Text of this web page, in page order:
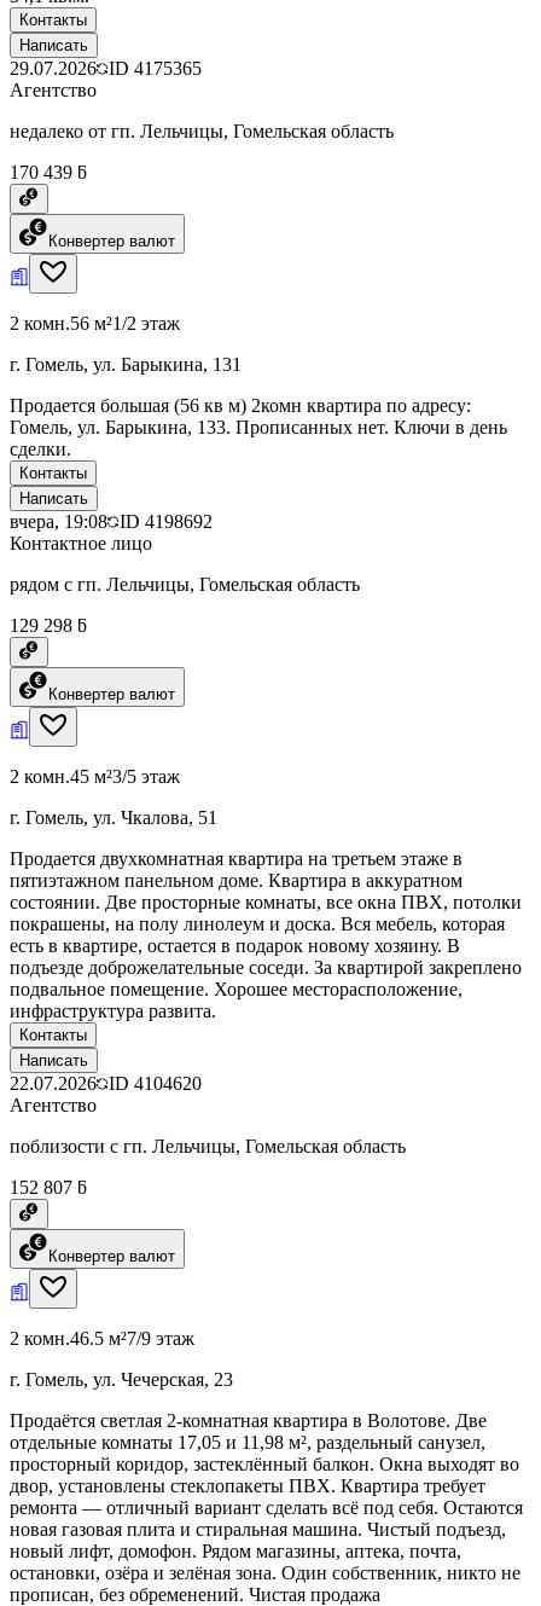
Контакты
Написать
29.07.2026 ID 4175365
Агентство
недалеко от гп. Лельчицы, Гомельская область
170 439 ƃ
Конвертер валют
2 комн.56 м²1/2 этаж
г. Гомель, ул. Барыкина, 131
Продается большая (56 кв м) 2комн квартира по адресу:
Гомель, ул. Барыкина, 133. Прописанных нет. Ключи в день
сделки.
Контакты
Написать
вчера, 19:08 ID 4198692
Контактное лицо
рядом с гп. Лельчицы, Гомельская область
129 298 ƃ
Конвертер валют
2 комн.45 м²3/5 этаж
г. Гомель, ул. Чкалова, 51
Продается двухкомнатная квартира на третьем этаже в
пятиэтажном панельном доме. Квартира в аккуратном
состоянии. Две просторные комнаты, все окна ПВХ, потолки
покрашены, на полу линолеум и доска. Вся мебель, которая
есть в квартире, остается в подарок новому хозяину. В
подъезде доброжелательные соседи. За квартирой закреплено
подвальное помещение. Хорошее месторасположение,
инфраструктура развита.
Контакты
Написать
22.07.2026 ID 4104620
Агентство
поблизости с гп. Лельчицы, Гомельская область
152 807 ƃ
Конвертер валют
2 комн.46.5 м²7/9 этаж
г. Гомель, ул. Чечерская, 23
Продаётся светлая 2-комнатная квартира в Волотове. Две
отдельные комнаты 17,05 и 11,98 м², раздельный санузел,
просторный коридор, застеклённый балкон. Окна выходят во
двор, установлены стеклопакеты ПВХ. Квартира требует
ремонта — отличный вариант сделать всё под себя. Остаются
новая газовая плита и стиральная машина. Чистый подъезд,
новый лифт, домофон. Рядом магазины, аптека, почта,
остановки, озёра и зелёная зона. Один собственник, никто не
прописан, без обременений. Чистая продажа